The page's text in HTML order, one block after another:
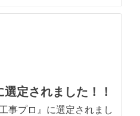
選定されました！！
事プロ』に選定されまし